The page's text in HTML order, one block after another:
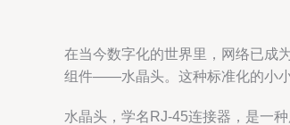
在当今数字化的世界里，网络已成
组件——水晶头。这种标准化的小小
水晶头，学名RJ-45连接器，是一